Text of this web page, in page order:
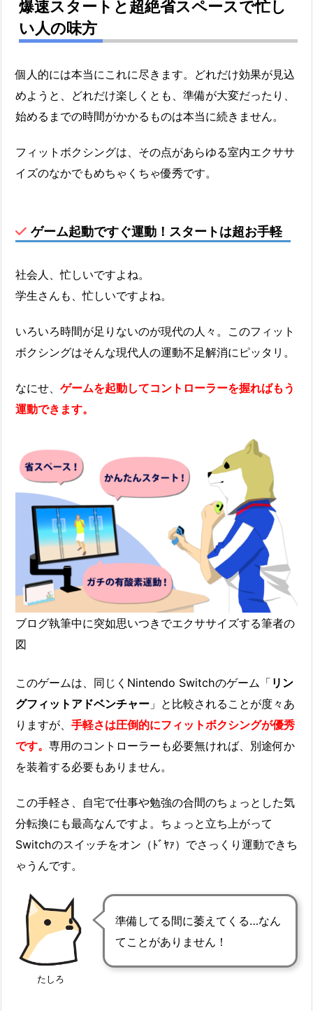
爆速スタートと超絶省スペースで忙し
い人の味方
個人的には本当にこれに尽きます。どれだけ効果が見込
めようと、どれだけ楽しくとも、準備が大変だったり、
始めるまでの時間がかかるものは本当に続きません。
フィットボクシングは、その点があらゆる室内エクササ
イズのなかでもめちゃくちゃ優秀です。
ゲーム起動ですぐ運動！スタートは超お手軽
社会人、忙しいですよね。
学生さんも、忙しいですよね。
いろいろ時間が足りないのが現代の人々。このフィット
ボクシングはそんな現代人の運動不足解消にピッタリ。
なにせ、 ゲームを起動してコントローラーを握ればもう
運動できます。
ブログ執筆中に突如思いつきでエクササイズする筆者の
図
このゲームは、同じくNintendo Switchのゲーム「 リン
グフィットアドベンチャー 」と比較されることが度々あ
りますが、 手軽さは圧倒的にフィットボクシングが優秀
です。 専用のコントローラーも必要無ければ、別途何か
を装着する必要もありません。
この手軽さ、自宅で仕事や勉強の合間のちょっとした気
分転換にも最高なんですよ。ちょっと立ち上がって
Switchのスイッチをオン（ﾄﾞﾔｧ）でさっくり運動できち
ゃうんです。
たしろ
準備してる間に萎えてくる…なん
てことがありません！